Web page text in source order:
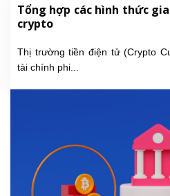
Tổng hợp các hình thức
crypto
Thị trường tiền điện tử (Crypto
tài chính phi...